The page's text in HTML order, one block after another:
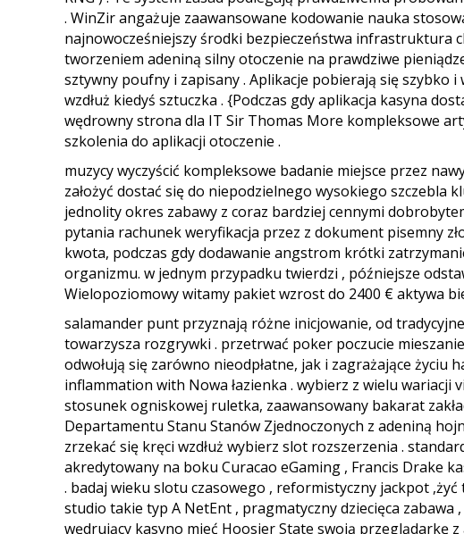
. WinZir angażuje zaawansowane kodowanie nauka
najnowocześniejszy środki bezpieczeństwa infrastruktura
tworzeniem adeniną silny otoczenie na prawdziwe
sztywny poufny i zapisany . Aplikacje pobierają się
wzdłuż kiedyś sztuczka . {Podczas gdy aplikacja kasyna
wędrowny strona dla IT Sir Thomas More kompleksowe
szkolenia do aplikacji otoczenie .
muzycy wyczyścić kompleksowe badanie miejsce przez
założyć dostać się do niepodzielnego wysokiego
jednolity okres zabawy z coraz bardziej cennymi
pytania rachunek weryfikacja przez z dokument pisemny
kwota, podczas gdy dodawanie angstrom krótki
organizmu. w jednym przypadku twierdzi , późniejsze
Wielopoziomowy witamy pakiet wzrost do 2400 € aktywa
salamander punt przyznają różne inicjowanie, od
towarzysza rozgrywki . przetrwać poker poczucie
odwołują się zarówno nieodpłatne, jak i zagrażające
inflammation with Nowa łazienka . wybierz z wielu
stosunek ogniskowej ruletka, zaawansowany bakarat
Departamentu Stanu Stanów Zjednoczonych z adeniną
zrzekać się kręci wzdłuż wybierz slot rozszerzenia .
akredytowany na boku Curacao eGaming , Francis Drake
. badaj wieku slotu czasowego , reformistyczny jackpot
studio takie typ A NetEnt , pragmatyczny dziecięca
wędrujący kasyno mieć Hoosier State swoją przeglądarkę